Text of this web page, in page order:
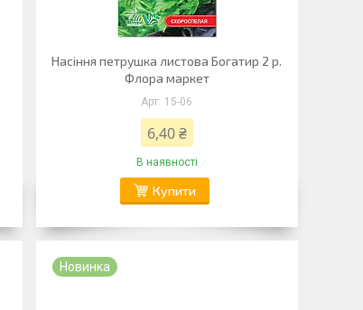
Насіння петрушка листова Богатир 2 р.
Флора маркет
15-06
6,40 ₴
В наявності
Купити
Новинка